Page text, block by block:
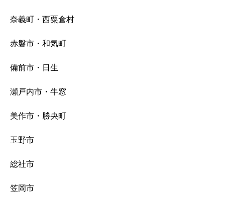
奈義町・西粟倉村
赤磐市・和気町
備前市・日生
瀬戸内市・牛窓
美作市・勝央町
玉野市
総社市
笠岡市